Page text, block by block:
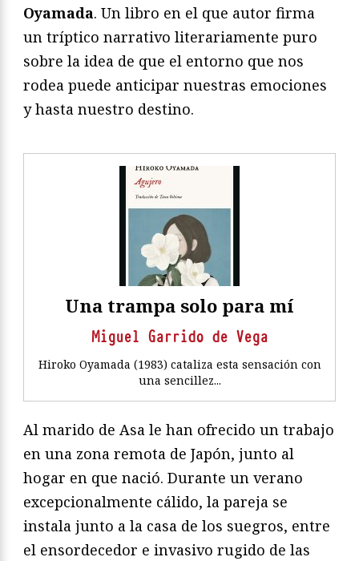
Oyamada. Un libro en el que autor firma
un tríptico narrativo literariamente puro
sobre la idea de que el entorno que nos
rodea puede anticipar nuestras emociones
y hasta nuestro destino.
Una trampa solo para mí
Miguel Garrido de Vega
Hiroko Oyamada (1983) cataliza esta sensación con
una sencillez...
Al marido de Asa le han ofrecido un trabajo
en una zona remota de Japón, junto al
hogar en que nació. Durante un verano
excepcionalmente cálido, la pareja se
instala junto a la casa de los suegros, entre
el ensordecedor e invasivo rugido de las